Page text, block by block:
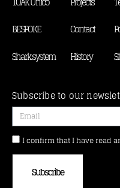
BESPOKE
Shark system
Contact
History
Subscribe to our
I confirm that I have read
Subscribe